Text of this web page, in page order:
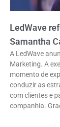
LedWave
Samantha
A LedWave
Marketing. A
momento de
conduzir as
com clientes e
companhia.